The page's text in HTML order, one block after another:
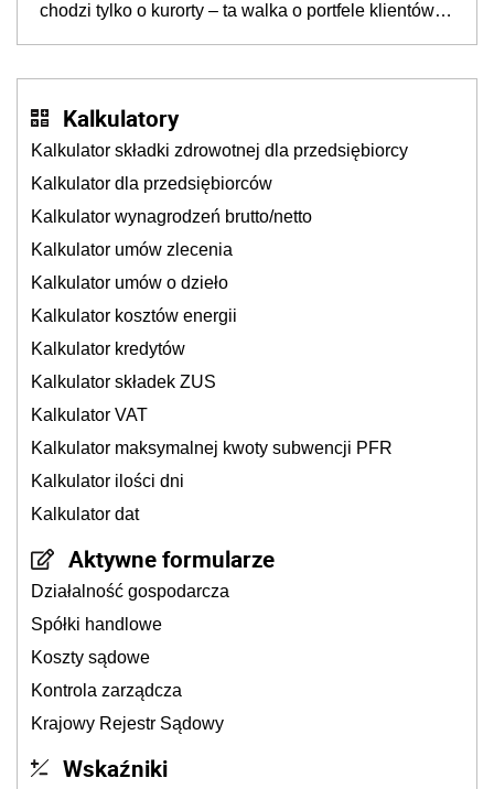
chodzi tylko o kurorty – ta walka o portfele klientów
Kalkulatory
Kalkulator składki zdrowotnej dla przedsiębiorcy
Kalkulator dla przedsiębiorców
Kalkulator wynagrodzeń brutto/netto
Kalkulator umów zlecenia
Kalkulator umów o dzieło
Kalkulator kosztów energii
Kalkulator kredytów
Kalkulator składek ZUS
Kalkulator VAT
Kalkulator maksymalnej kwoty subwencji PFR
Kalkulator ilości dni
Kalkulator dat
Aktywne formularze
Działalność gospodarcza
Spółki handlowe
Koszty sądowe
Kontrola zarządcza
Krajowy Rejestr Sądowy
Wskaźniki